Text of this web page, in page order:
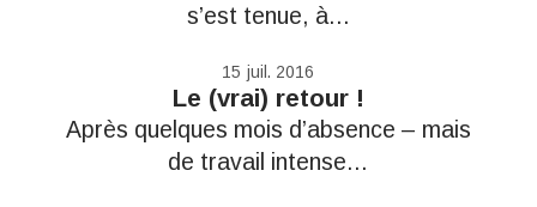
s’est tenue, à...
15 juil. 2016
Le (vrai) retour !
Après quelques mois d’absence – mais
de travail intense...